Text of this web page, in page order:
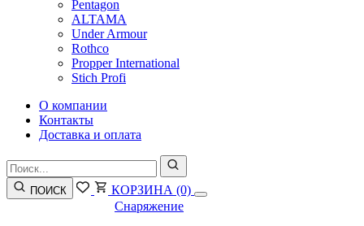
Pentagon
ALTAMA
Under Armour
Rothco
Propper International
Stich Profi
О компании
Контакты
Доставка и оплата
ПОИСК КОРЗИНА (0)
Снаряжение